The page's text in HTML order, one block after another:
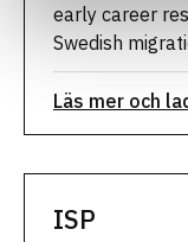
early career
Swedish
Läs mer och
ISP